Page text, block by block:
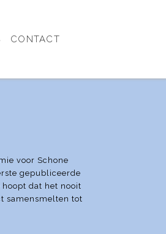
CONTACT
voor Schone
gepubliceerde
dat het nooit
samensmelten tot